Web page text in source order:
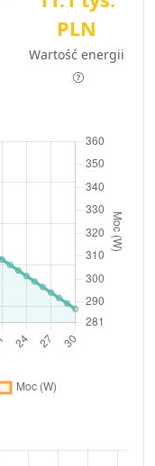
PLN
Wartość energii